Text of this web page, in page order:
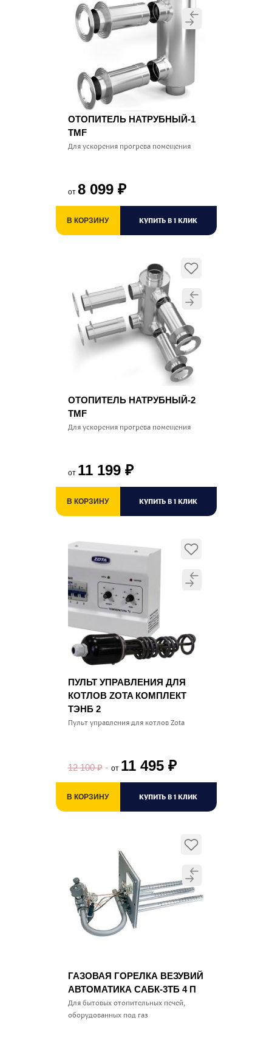
ОТОПИТЕЛЬ НАТРУБНЫЙ-1
TMF
Для ускорения прогрева помещения
от 8 099 ₽
В КОРЗИНУ КУПИТЬ В 1 КЛИК
ОТОПИТЕЛЬ НАТРУБНЫЙ-2
TMF
Для ускорения прогрева помещения
от 11 199 ₽
В КОРЗИНУ КУПИТЬ В 1 КЛИК
ПУЛЬТ УПРАВЛЕНИЯ ДЛЯ
КОТЛОВ ZOTA КОМПЛЕКТ
ТЭНБ 2
Пульт управления для котлов Zota
12 100₽ от 11 495 ₽
В КОРЗИНУ КУПИТЬ В 1 КЛИК
ГАЗОВАЯ ГОРЕЛКА ВЕЗУВИЙ
АВТОМАТИКА САБК-3ТБ 4 П
Для бытовых отопительных печей,
оборудованных под газ